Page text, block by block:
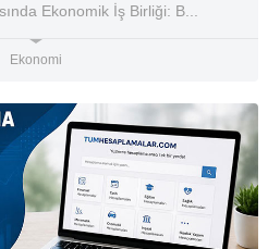
Ekonomik İş Birliği: B...
Ekonomi